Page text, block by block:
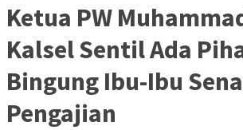
Ketua PW
Kalsel Sentil Ada
Bingung Ibu-Ibu
Pengajian